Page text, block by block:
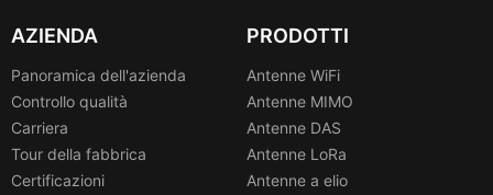
AZIENDA
Panoramica dell'azienda
Controllo qualità
Carriera
Tour della fabbrica
Certificazioni
PRODOTTI
Antenne WiFi
Antenne MIMO
Antenne DAS
Antenne LoRa
Antenne a elio